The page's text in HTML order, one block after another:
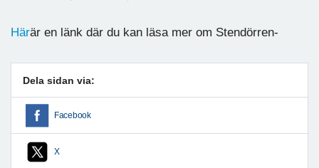
Härär en länk där du kan läsa mer om Stendörren-
Dela sidan via:
Facebook
X